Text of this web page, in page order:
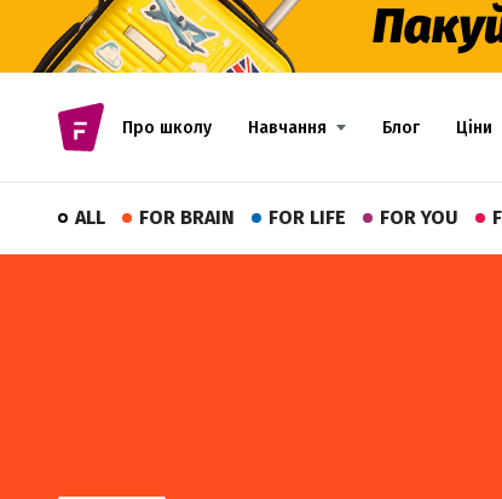
Про школу Навчання Блог Ціни
ALL FOR BRAIN FOR LIFE FOR YOU